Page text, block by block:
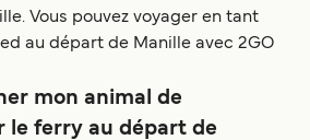
Vous pouvez voyager en tant
au départ de Manille avec 2GO
mon animal de
le ferry au départ de